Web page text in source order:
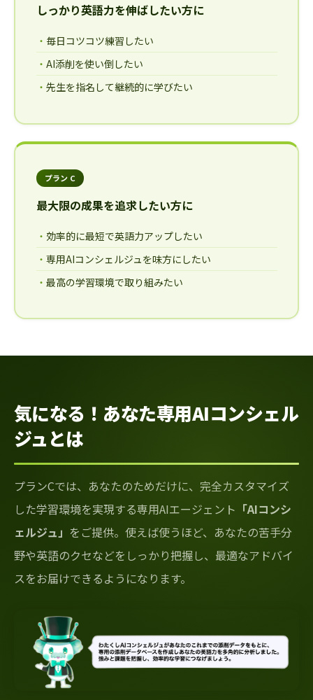
しっかり英語力を伸ばしたい方に
毎日コツコツ練習したい
AI添削を使い倒したい
先生を指名して継続的に学びたい
プラン C
最大限の成果を追求したい方に
効率的に最短で英語力アップしたい
専用AIコンシェルジュを味方にしたい
最高の学習環境で取り組みたい
気になる！あなた専用AIコンシェル
ジュとは
プランCでは、あなたのためだけに、完全カスタマイズ
した学習環境を実現する専用AIエージェント 「AIコンシ
ェルジュ」 をご提供。使えば使うほど、あなたの苦手分
野や英語のクセなどをしっかり把握し、最適なアドバイ
スをお届けできるようになります。